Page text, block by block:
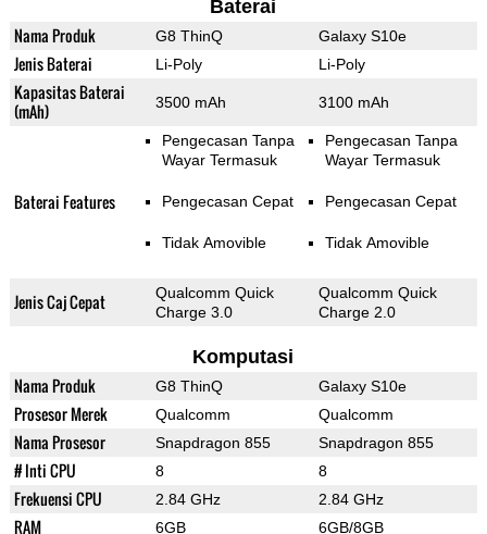
Baterai
Nama Produk G8 ThinQ Galaxy S10e
Jenis Baterai Li-Poly Li-Poly
Kapasitas Baterai
(mAh)
3500 mAh 3100 mAh
Baterai Features
Pengecasan Tanpa
Wayar Termasuk
Pengecasan Cepat
Tidak Amovible
Pengecasan Tanpa
Wayar Termasuk
Pengecasan Cepat
Tidak Amovible
Jenis Caj Cepat
Qualcomm Quick
Charge 3.0
Qualcomm Quick
Charge 2.0
Komputasi
Nama Produk G8 ThinQ Galaxy S10e
Prosesor Merek Qualcomm Qualcomm
Nama Prosesor Snapdragon 855 Snapdragon 855
# Inti CPU 8 8
Frekuensi CPU 2.84 GHz 2.84 GHz
RAM 6GB 6GB/8GB